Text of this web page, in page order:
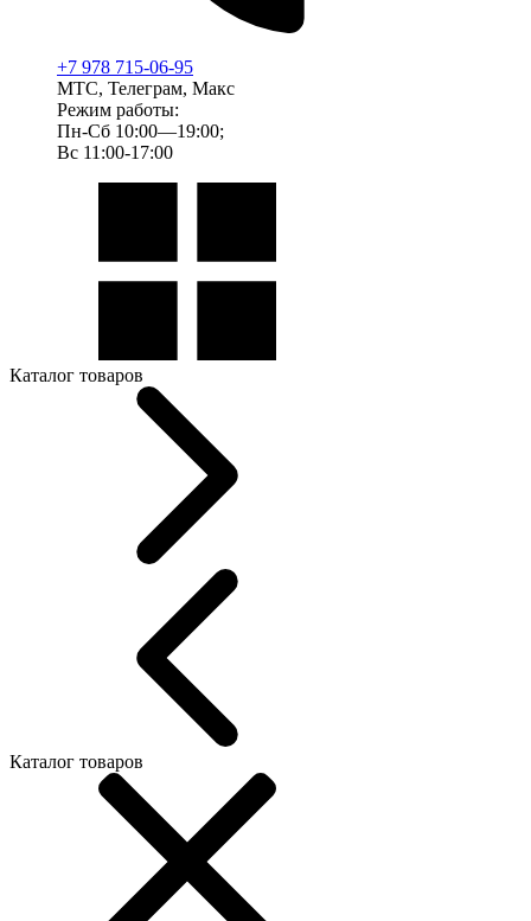
+7 978 715-06-95
МТС, Телеграм, Макс
Режим работы:
Пн-Сб 10:00—19:00;
Вс 11:00-17:00
Каталог товаров
Каталог товаров